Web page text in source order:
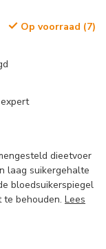
Op voorraad (7)
dieetvoer
laag suikergehalte
bloedsuikerspiegel
behouden. Lees